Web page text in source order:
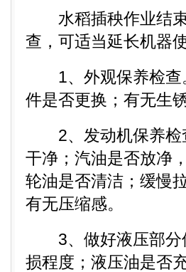
水稻插秧作业结束
查，可适当延长机器
1、外观保养检查
件是否更换；有无生
2、发动机保养检
干净；汽油是否放净
轮油是否清洁；缓慢
有无压缩感。
3、做好液压部分
损程度；液压油是否